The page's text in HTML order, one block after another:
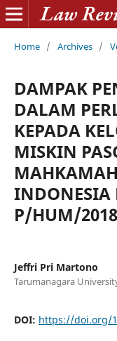
Home / Archives /
DAMPAK
DALAM
KEPADA
MISKIN
INDONESIA
P/HUM/2018
Jeffri Pri Martono
Tarumanagara
DOI: https://doi.org/